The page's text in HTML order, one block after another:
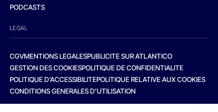
PODCASTS
LEGAL
CGVMENTIONS LEGALESPUBLICITE SUR ATLANTICO
GESTION DES COOKIESPOLITIQUE DE CONFIDENTIALITE
POLITIQUE D’ACCESSIBILITEPOLITIQUE RELATIVE AUX COOKIES
CONDITIONS GENERALES D’UTILISATION